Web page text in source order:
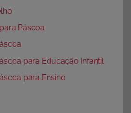
Páscoa
para Educação Infantil
para Ensino